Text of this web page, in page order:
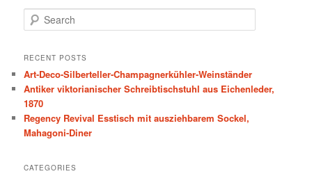
e
r
h
RECENT POSTS
Art-Deco-Silberteller-Champagnerkühler-Weinständer
Antiker viktorianischer Schreibtischstuhl aus Eichenleder,
1870
Regency Revival Esstisch mit ausziehbarem Sockel,
Mahagoni-Diner
CATEGORIES